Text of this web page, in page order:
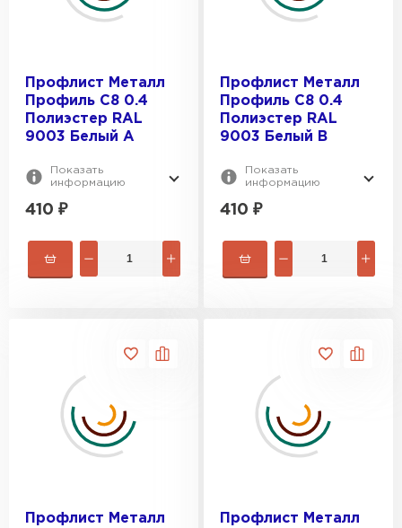
Профлист Металл
Профиль C8 0.4
Полиэстер RAL
9003 Белый A
Показать
информацию
410 ₽
Профлист Металл
Профиль C8 0.4
Полиэстер RAL
9003 Белый B
Показать
информацию
410 ₽
Профлист Металл
Профлист Металл